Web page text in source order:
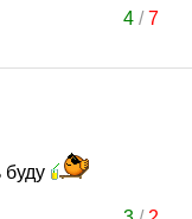
4/7
буду